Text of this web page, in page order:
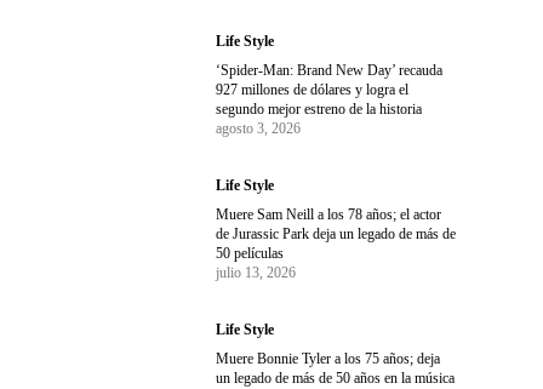
Life Style
‘Spider-Man: Brand New Day’ recauda
927 millones de dólares y logra el
segundo mejor estreno de la historia
agosto 3, 2026
Life Style
Muere Sam Neill a los 78 años; el actor
de Jurassic Park deja un legado de más de
50 películas
julio 13, 2026
Life Style
Muere Bonnie Tyler a los 75 años; deja
un legado de más de 50 años en la música